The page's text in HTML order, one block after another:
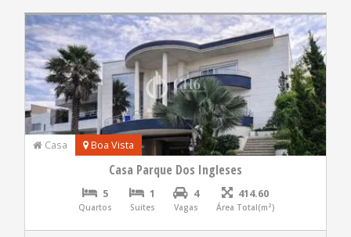
Casa Boa Vista
Casa Parque Dos Ingleses
5
Quartos
1
Suites
4
Vagas
414.60
Área Total(m²)